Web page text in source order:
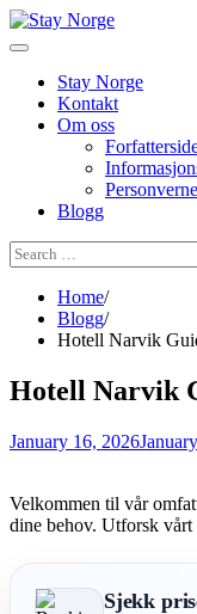
Skip
to
Stay Norge
Kontakt
Om oss
Blogg
Search
for:
Home
Blogg
Hotell Narvik
Hotell Narvik
January 16, 2026
Velkommen til vår
dine behov. Utforsk
Sjekk